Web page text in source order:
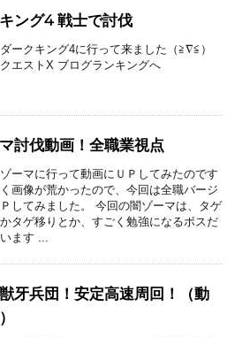
ング4 戦士で討伐
ークキング4に行って来ました（≧∇≦）
エストX ブログランキングへ
討伐動画！全職業視点
ーマに行って動画にＵＰしてみたのです
画像が荒かったので、今回は全職バージ
してみました。 今回の闇ゾーマは、タゲ
タゲ移りとか、すごく勉強になるボスだ
ます ...
牙兵団！安定高速周回！（動